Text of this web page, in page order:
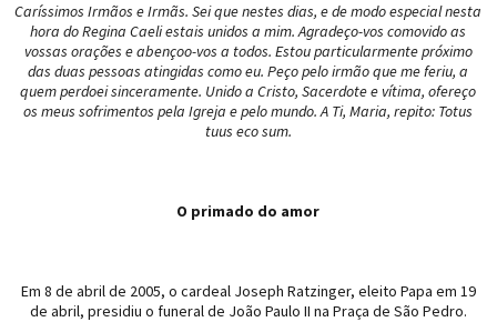
Caríssimos Irmãos e Irmãs. Sei que nestes dias, e de modo especial nesta
hora do Regina Caeli estais unidos a mim. Agradeço-vos comovido as
vossas orações e abençoo-vos a todos. Estou particularmente próximo
das duas pessoas atingidas como eu. Peço pelo irmão que me feriu, a
quem perdoei sinceramente. Unido a Cristo, Sacerdote e vítima, ofereço
os meus sofrimentos pela Igreja e pelo mundo. A Ti, Maria, repito: Totus
tuus eco sum.
O primado do amor
Em 8 de abril de 2005, o cardeal Joseph Ratzinger, eleito Papa em 19
de abril, presidiu o funeral de João Paulo II na Praça de São Pedro.